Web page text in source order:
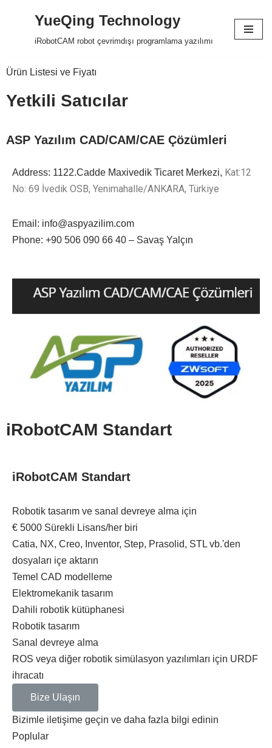
content
YueQing Technology
iRobotCAM robot çevrimdışı programlama yazılımı
Ürün Listesi ve Fiyatı
Yetkili Satıcılar​
ASP Yazılım CAD/CAM/CAE Çözümleri
Address: 1122.Cadde Maxivedik Ticaret Merkezi, Kat:12
No: 69 İvedik OSB, Yenimahalle/ANKARA, Türkiye
Email: info@aspyazilim.com
Phone: +90 506 090 66 40 – Savaş Yalçın
iRobotCAM Standart
iRobotCAM Standart
Robotik tasarım ve sanal devreye alma için
€ 5000 Sürekli Lisans/her biri
Catia, NX, Creo, Inventor, Step, Prasolid, STL vb.'den
dosyaları içe aktarın
Temel CAD modelleme
Elektromekanik tasarım
Dahili robotik kütüphanesi
Robotik tasarım
Sanal devreye alma
ROS veya diğer robotik simülasyon yazılımları için URDF
ihracatı
Bize Ulaşın
Bizimle iletişime geçin ve daha fazla bilgi edinin
Poplular